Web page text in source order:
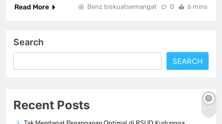
Read More
Benz biskuatsemangat 0 6 mins
Search
SEARCH
Recent Posts